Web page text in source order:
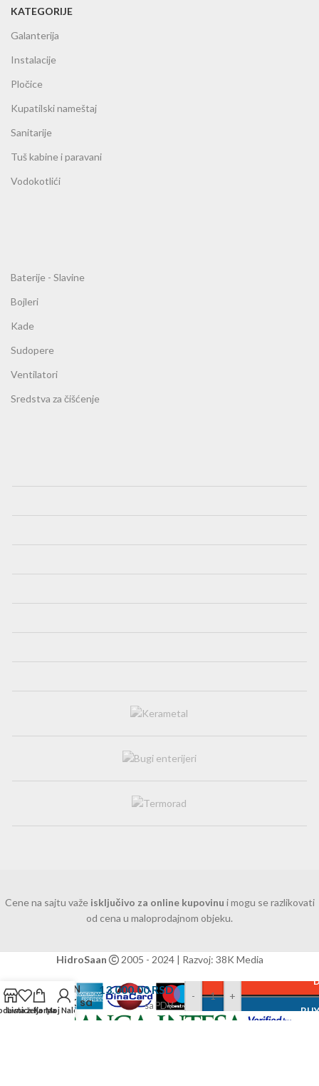
KATEGORIJE
Galanterija
Instalacije
Pločice
Kupatilski nameštaj
Sanitarije
Tuš kabine i paravani
Vodokotlići
Baterije - Slavine
Bojleri
Kade
Sudopere
Ventilatori
Sredstva za čišćenje
Cene na sajtu važe isključivo za online kupovinu i mogu se razlikovati
od cena u maloprodajnom objeku.
HidroSaan 2005 - 2024 | Razvoj: 38K Media
Lista željaKorpaMoj Nalog
Baterija
za
COPEN
NOOK sa
izvlačećim
13.000,00RSD
sa PDV
- +